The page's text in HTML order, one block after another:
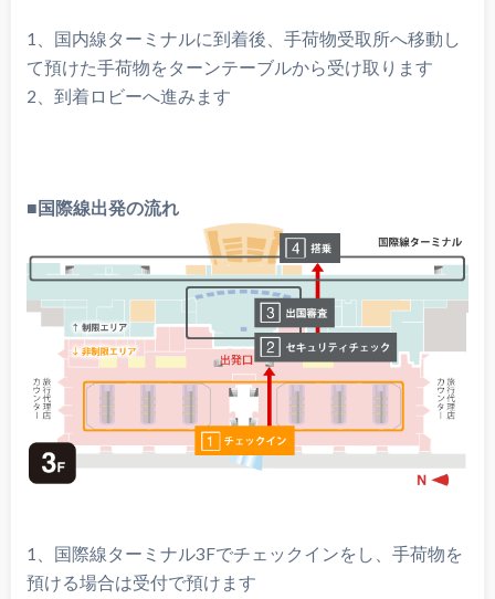
1、国内線ターミナルに到着後、手荷物受取所へ移動し
て預けた手荷物をターンテーブルから受け取ります
2、到着ロビーへ進みます
■国際線出発の流れ
1、国際線ターミナル3Fでチェックインをし、手荷物を
預ける場合は受付で預けます